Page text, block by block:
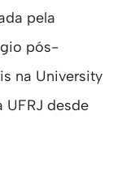
pela
pós-
na University
UFRJ desde